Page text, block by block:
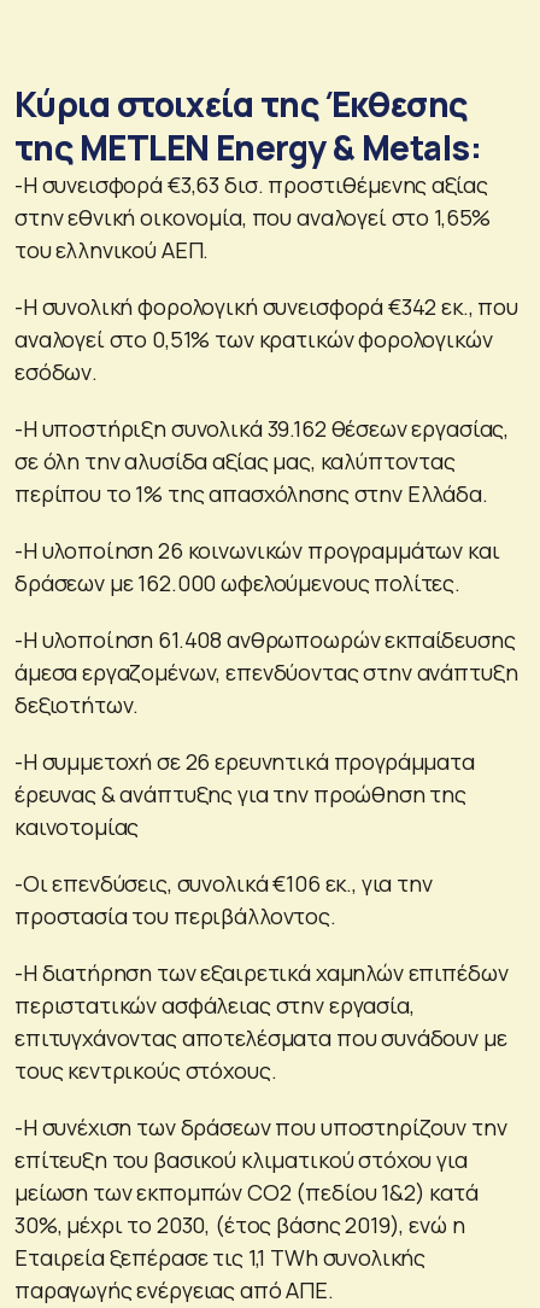
Κύρια στοιχεία της Έκθεσης
της METLEN Energy & Metals:
-Η συνεισφορά €3,63 δισ. προστιθέμενης αξίας
στην εθνική οικονομία, που αναλογεί στο 1,65%
του ελληνικού ΑΕΠ.
-Η συνολική φορολογική συνεισφορά €342 εκ., που
αναλογεί στο 0,51% των κρατικών φορολογικών
εσόδων.
-Η υποστήριξη συνολικά 39.162 θέσεων εργασίας,
σε όλη την αλυσίδα αξίας μας, καλύπτοντας
περίπου το 1% της απασχόλησης στην Ελλάδα.
-Η υλοποίηση 26 κοινωνικών προγραμμάτων και
δράσεων με 162.000 ωφελούμενους πολίτες.
-Η υλοποίηση 61.408 ανθρωποωρών εκπαίδευσης
άμεσα εργαζομένων, επενδύοντας στην ανάπτυξη
δεξιοτήτων.
-Η συμμετοχή σε 26 ερευνητικά προγράμματα
έρευνας & ανάπτυξης για την προώθηση της
καινοτομίας
-Οι επενδύσεις, συνολικά €106 εκ., για την
προστασία του περιβάλλοντος.
-Η διατήρηση των εξαιρετικά χαμηλών επιπέδων
περιστατικών ασφάλειας στην εργασία,
επιτυγχάνοντας αποτελέσματα που συνάδουν με
τους κεντρικούς στόχους.
-Η συνέχιση των δράσεων που υποστηρίζουν την
επίτευξη του βασικού κλιματικού στόχου για
μείωση των εκπομπών CO2 (πεδίου 1&2) κατά
30%, μέχρι το 2030, (έτος βάσης 2019), ενώ η
Εταιρεία ξεπέρασε τις 1,1 TWh συνολικής
παραγωγής ενέργειας από ΑΠΕ.